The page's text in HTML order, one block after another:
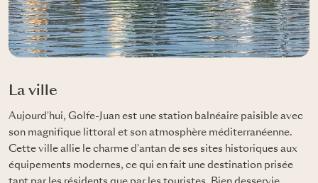
La ville
Aujourd'hui, Golfe-Juan est une station balnéaire paisible avec
son magnifique littoral et son atmosphère méditerranéenne.
Cette ville allie le charme d'antan de ses sites historiques aux
équipements modernes, ce qui en fait une destination prisée